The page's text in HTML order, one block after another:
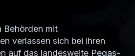
Behörden mit
verlassen sich bei ihren
auf das landesweite Pegas-